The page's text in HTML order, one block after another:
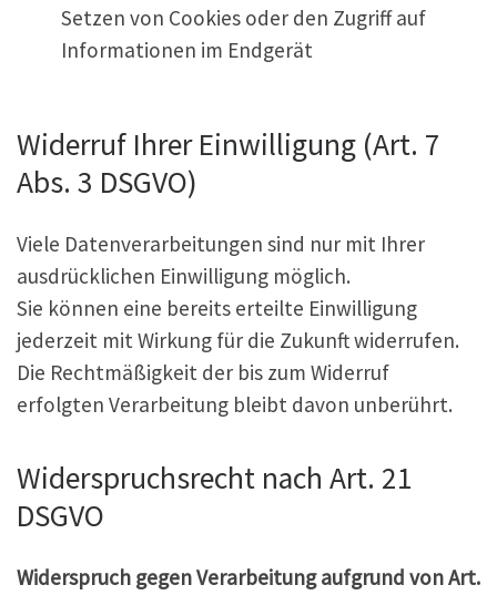
Setzen von Cookies oder den Zugriff auf
Informationen im Endgerät
Widerruf Ihrer Einwilligung (Art. 7
Abs. 3 DSGVO)
Viele Datenverarbeitungen sind nur mit Ihrer
ausdrücklichen Einwilligung möglich.
Sie können eine bereits erteilte Einwilligung
jederzeit mit Wirkung für die Zukunft widerrufen.
Die Rechtmäßigkeit der bis zum Widerruf
erfolgten Verarbeitung bleibt davon unberührt.
Widerspruchsrecht nach Art. 21
DSGVO
Widerspruch gegen Verarbeitung aufgrund von Art.